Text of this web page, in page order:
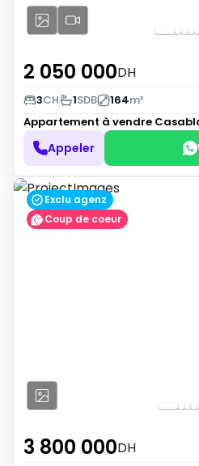
2 050 000DH
3CH 1SDB 164m²
Appartement à vendre
Appeler
Exclu agenz
Coup de coeur
3 800 000DH